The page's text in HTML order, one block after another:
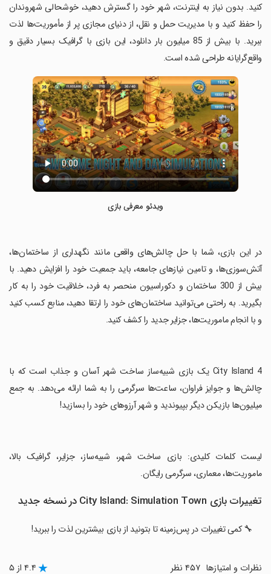
کنید. بدون نیاز به اینترنت، شهر خود را گسترش دهید، خوشحالی شهروندان
را حفظ کنید و با مدیریت حمل و نقل، از دنیای مجازی پر از مأموریت‌ها لذت
ببرید. با بیش از 85 میلیون بار دانلود، این بازی با گرافیک بسیار دقیق و
واقع‌گرایانه طراحی شده است.
ویدئو معرفی بازی
‏در این بازی، شما با حل چالش‌های واقعی مانند نگهداری از ساختمان‌ها،
آتش‌سوزی‌ها، و تامین نیازهای جامعه، باید جمعیت خود را افزایش دهید. با
بیش از 300 ساختمان و دکوراسیون منحصر به فرد، خلاقیت خود را به کار
بگیرید. به راحتی می‌توانید ساختمان‌های خود را ارتقا دهید، منابع کسب کنید
و با انجام ماموریت‌ها، جزایر جدید را کشف کنید.
‏City Island 4 یک بازی شبیه‌ساز ساخت شهر آسان و جذاب است که با
چالش‌ها و جوایز فراوان، ساعت‌ها سرگرمی را به شما ارائه می‌دهد. به جمع
میلیون‌ها بازیکن دیگر بپیوندید و شهر آرزوهای خود را بسازید!
‏لیست کلمات کلیدی: بازی ساخت شهر، شبیه‌ساز، جزایر، گرافیک بالا،
ماموریت‌ها، معماری، سرگرمی رایگان.
تغییرات بازی City Island: Simulation Town در نسخه جدید
🔧 کمی تغییرات در پس‌زمینه تا بتونید از بازی بیشترین لذت را ببرید!
نظرات و امتیازها ۴.۴ از ۵